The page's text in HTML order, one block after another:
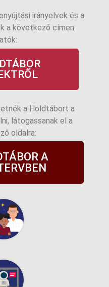
irányelvek és a
a következő címen
a Holdtábort a
látogassanak el a
oldalra:
A